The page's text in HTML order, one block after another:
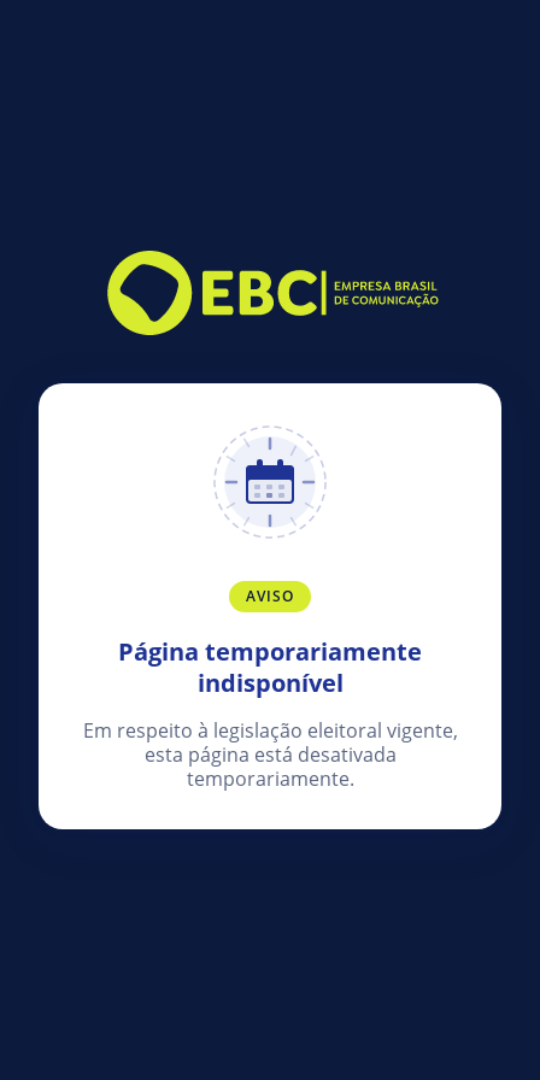
AVISO
Página temporariamente
indisponível
Em respeito à legislação eleitoral vigente,
esta página está desativada
temporariamente.